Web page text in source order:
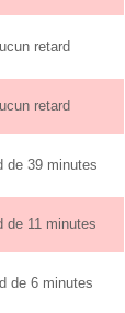
retard
retard
de 39 minutes
de 11 minutes
de 6 minutes